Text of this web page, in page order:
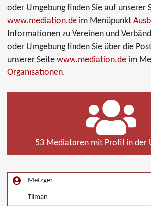
oder Umgebung finden Sie auf unserer
www.mediation.de im Menüpunkt
Informationen zu Vereinen und
oder Umgebung finden Sie über die
unserer Seite www.mediation.de im
Organisationen.
53 Mediatoren mit Profil in der
Metzger
Tilman